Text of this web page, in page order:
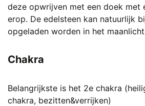
deze opwrijven met een doek met
erop. De edelsteen kan natuurlijk
opgeladen worden in het
Chakra
Belangrijkste is het 2e chakra
chakra, bezitten&verrijken)